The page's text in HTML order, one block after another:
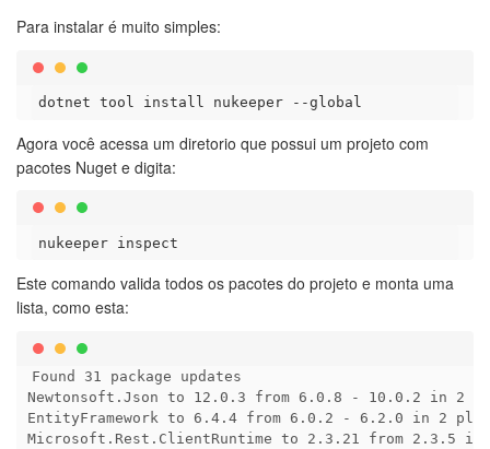
Para instalar é muito simples:
Agora você acessa um diretorio que possui um projeto com
pacotes Nuget e digita:
Este comando valida todos os pacotes do projeto e monta uma
lista, como esta:
Found 31 package updates
Newtonsoft.Json to 12.0.3 from 6.0.8 - 10.0.2 in 2
EntityFramework to 6.4.4 from 6.0.2 - 6.2.0 in 2
Microsoft.Rest.ClientRuntime to 2.3.21 from 2.3.5 in